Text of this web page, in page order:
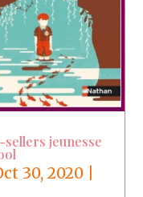
jeunesse
30, 2020